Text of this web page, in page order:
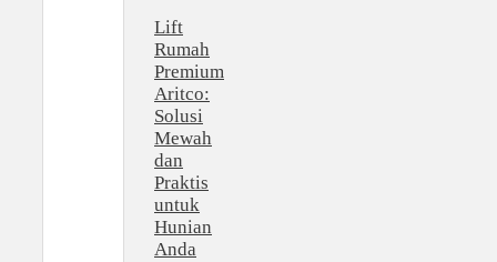
Lift
Rumah
Premium
Aritco:
Solusi
Mewah
dan
Praktis
untuk
Hunian
Anda